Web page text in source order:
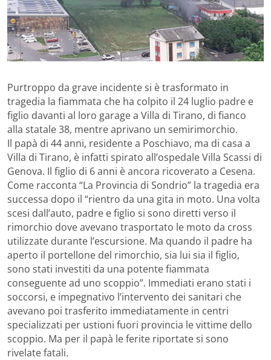
Purtroppo da grave incidente si è trasformato in
tragedia la fiammata che ha colpito il 24 luglio padre e
figlio davanti al loro garage a Villa di Tirano, di fianco
alla statale 38, mentre aprivano un semirimorchio.
Il papà di 44 anni, residente a Poschiavo, ma di casa a
Villa di Tirano, è infatti spirato all’ospedale Villa Scassi di
Genova. Il figlio di 6 anni è ancora ricoverato a Cesena.
Come racconta “La Provincia di Sondrio” la tragedia era
successa dopo il “rientro da una gita in moto. Una volta
scesi dall’auto, padre e figlio si sono diretti verso il
rimorchio dove avevano trasportato le moto da cross
utilizzate durante l’escursione. Ma quando il padre ha
aperto il portellone del rimorchio, sia lui sia il figlio,
sono stati investiti da una potente fiammata
conseguente ad uno scoppio”. Immediati erano stati i
soccorsi, e impegnativo l’intervento dei sanitari che
avevano poi trasferito immediatamente in centri
specializzati per ustioni fuori provincia le vittime dello
scoppio. Ma per il papà le ferite riportate si sono
rivelate fatali.